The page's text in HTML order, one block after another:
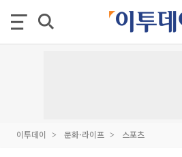
이투데이 문화·라이프 스포츠